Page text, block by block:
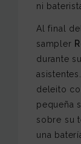
ni
Al final
sampler
durante
deleito
pequeña
sobre su
una